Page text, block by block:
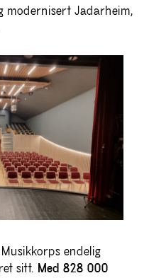
modernisert Jadarheim,
endelig
sitt. Med 828 000